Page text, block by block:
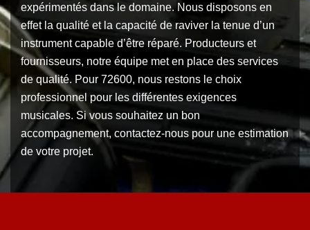
expérimentés dans le domaine. Nous disposons en
effet la qualité et la capacité de raviver la tenue d’un
instrument capable d’être réparé. Producteurs et
fournisseurs, notre équipe met en place des services
de qualité. Pour 72600, nous restons le choix
professionnel pour les différentes exigences
musicales. Si vous souhaitez un bon
accompagnement, contactez-nous pour une estimation
de votre projet.